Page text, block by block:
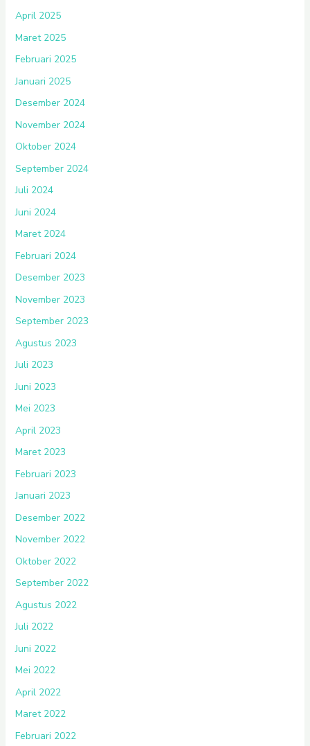
April 2025
Maret 2025
Februari 2025
Januari 2025
Desember 2024
November 2024
Oktober 2024
September 2024
Juli 2024
Juni 2024
Maret 2024
Februari 2024
Desember 2023
November 2023
September 2023
Agustus 2023
Juli 2023
Juni 2023
Mei 2023
April 2023
Maret 2023
Februari 2023
Januari 2023
Desember 2022
November 2022
Oktober 2022
September 2022
Agustus 2022
Juli 2022
Juni 2022
Mei 2022
April 2022
Maret 2022
Februari 2022